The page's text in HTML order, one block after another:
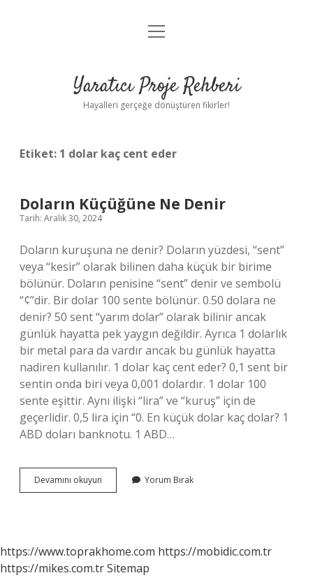
Anasayfa
Yasal Uyarı
menüyü
Yaratıcı Proje Rehberi
Hayalleri gerçeğe dönüştüren fikirler!
Etiket: 1 dolar kaç cent eder
Doların Küçüğüne Ne Denir
Tarih: Aralık 30, 2024
Doların kuruşuna ne denir? Doların yüzdesi, “sent”
veya “kesir” olarak bilinen daha küçük bir birime
bölünür. Doların penisine “sent” denir ve sembolü
“¢”dir. Bir dolar 100 sente bölünür. 0.50 dolara ne
denir? 50 sent “yarım dolar” olarak bilinir ancak
günlük hayatta pek yaygın değildir. Ayrıca 1 dolarlık
bir metal para da vardır ancak bu günlük hayatta
nadiren kullanılır. 1 dolar kaç cent eder? 0,1 sent bir
sentin onda biri veya 0,001 dolardır. 1 dolar 100
sente eşittir. Aynı ilişki “lira” ve “kuruş” için de
geçerlidir. 0,5 lira için “0. En küçük dolar kaç dolar? 1
ABD doları banknotu. 1 ABD…
Devamını okuyun
Küçüğüne
Yorum Bırak
https://www.toprakhome.com https://mobidic.com.tr
https://mikes.com.trSitemap